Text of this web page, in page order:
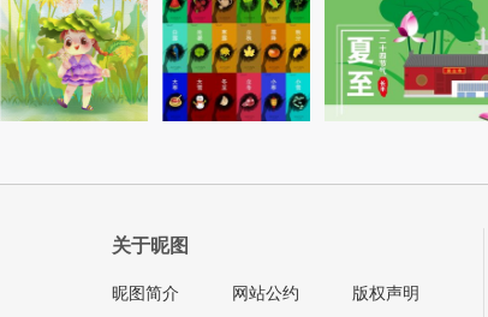
关于昵图
昵图简介 网站公约 版权声明